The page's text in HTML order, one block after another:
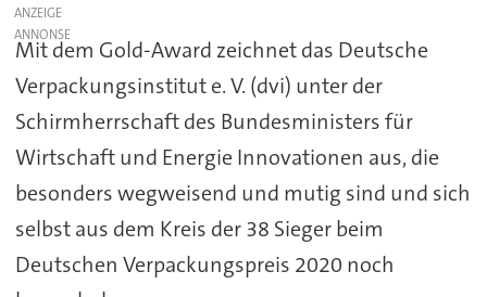
ANZEIGE
Mit dem Gold-Award zeichnet das Deutsche
Verpackungsinstitut e. V. (dvi) unter der
Schirmherrschaft des Bundesministers für
Wirtschaft und Energie Innovationen aus, die
besonders wegweisend und mutig sind und sich
selbst aus dem Kreis der 38 Sieger beim
Deutschen Verpackungspreis 2020 noch